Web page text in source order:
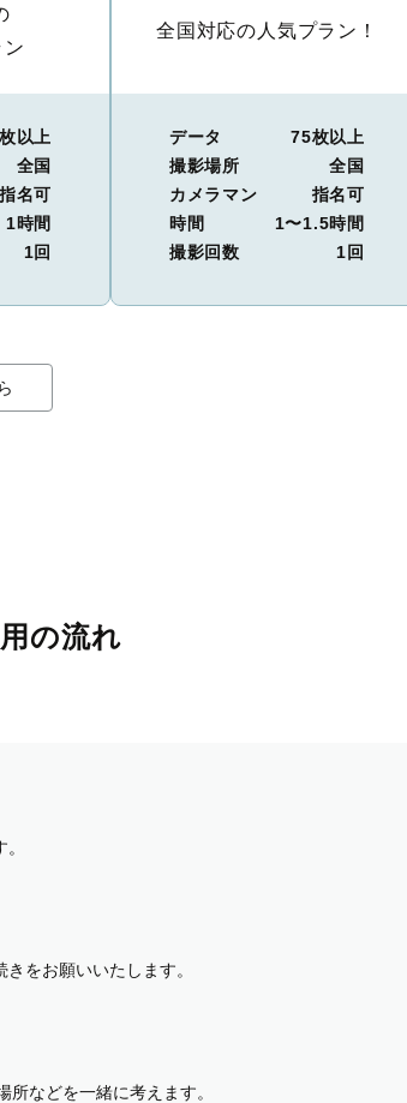
以上
全国
指名可
1時間
1回
全国対応の人気プラン！
データ
75枚以上
撮影場所
全国
カメラマン
指名可
時間
1〜1.5時間
撮影回数
1回
の流れ
をお願いいたします。
などを一緒に考えます。